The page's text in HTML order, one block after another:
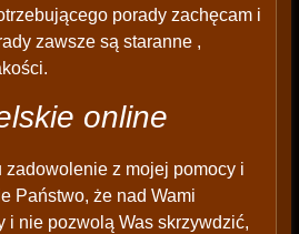
porady zachęcam i
zawsze są staranne ,
online
zadowolenie z mojej pomocy i
Państwo, że nad Wami
i nie pozwolą Was skrzywdzić,